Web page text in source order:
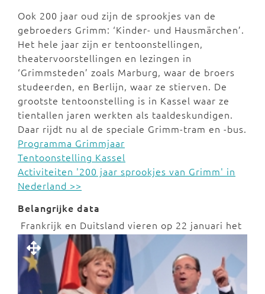
Ook 200 jaar oud zijn de sprookjes van de
gebroeders Grimm: ‘Kinder- und Hausmärchen’.
Het hele jaar zijn er tentoonstellingen,
theatervoorstellingen en lezingen in
‘Grimmsteden’ zoals Marburg, waar de broers
studeerden, en Berlijn, waar ze stierven. De
grootste tentoonstelling is in Kassel waar ze
tientallen jaren werkten als taaldeskundigen.
Daar rijdt nu al de speciale Grimm-tram en -bus.
Programma Grimmjaar
Tentoonstelling Kassel
Activiteiten '200 jaar sprookjes van Grimm' in
Nederland >>
Belangrijke data
Frankrijk en Duitsland vieren op 22 januari het